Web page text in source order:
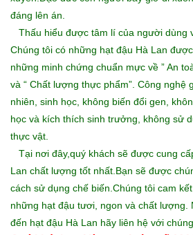
đáng lên án.
Thấu hiểu được tâm lí của người dùng
Chúng tôi có những hạt đậu Hà Lan
những minh chứng chuẩn mực về ” An
và “ Chất lượng thực phẩm”. Công nghệ
nhiên, sinh học, không biến đổi gen,
học và kích thích sinh trưởng, không sử
thực vật.
Tại nơi đây,quý khách sẽ được cung
Lan chất lượng tốt nhất.Bạn sẽ được
cách sử dụng chế biến.Chúng tôi cam
những hạt đậu tươi, ngon và chất lượng.
đến hạt đậu Hà Lan hãy liên hệ với